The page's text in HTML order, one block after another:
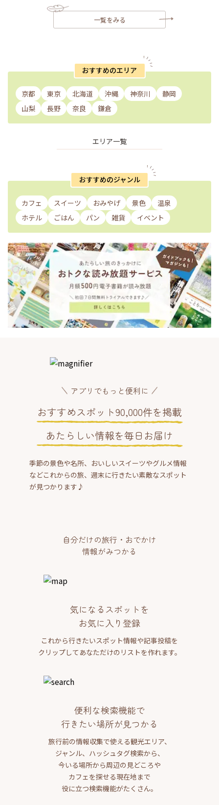
一覧をみる
おすすめのエリア
京都 東京 北海道 沖縄 神奈川
静岡
山梨
長野 奈良 鎌倉
エリア一覧
おすすめのジャンル
カフェ スイーツ おみやげ 景色
温泉
ホテル
ごはん パン 雑貨 イベント
アプリでもっと便利に
おすすめスポット90,000件を掲載
あたらしい情報を毎日お届け
季節の景色や名所、おいしいスイーツやグルメ情報
などこれからの旅、週末に行きたい素敵なスポット
が見つかります♪
自分だけの旅行・おでかけ
情報がみつかる
気になるスポットを
お気に入り登録
これから行きたいスポット情報や記事投稿を
クリップしてあなただけのリストを作れます。
便利な検索機能で
行きたい場所が見つかる
旅行前の情報収集で使える観光エリア、
ジャンル、ハッシュタグ検索から、
今いる場所から周辺の見どころや
カフェを探せる現在地まで
役に立つ検索機能がたくさん。